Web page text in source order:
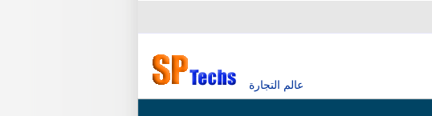
عالم التجارة